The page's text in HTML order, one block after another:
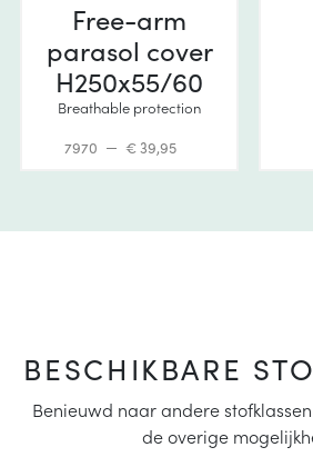
Free-arm
parasol cover
H250x55/60
Breathable protection
7970 € 39,95
BESCHIKBARE
Benieuwd naar andere
de overige